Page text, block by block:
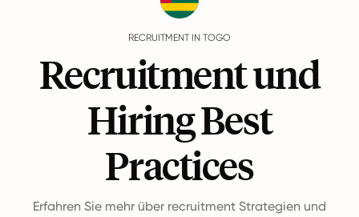
RECRUITMENT IN TOGO
Recruitment und
Hiring Best
Practices
Erfahren Sie mehr über recruitment Strategien und